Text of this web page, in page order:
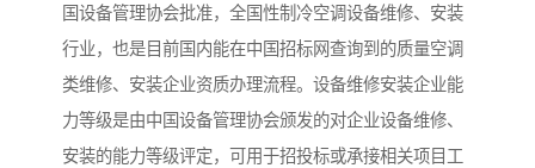
国设备管理协会批准，全国性制冷空调设备维修、安装
行业，也是目前国内能在中国招标网查询到的质量空调
类维修、安装企业资质办理流程。设备维修安装企业能
力等级是由中国设备管理协会颁发的对企业设备维修、
安装的能力等级评定，可用于招投标或承接相关项目工